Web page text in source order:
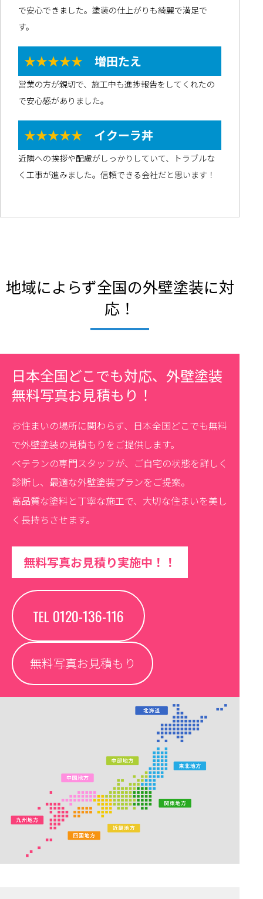
で安心できました。塗装の仕上がりも綺麗で満足で
す。
★★★★★ 増田たえ
営業の方が親切で、施工中も進捗報告をしてくれたの
で安心感がありました。
★★★★★ イクーラ丼
近隣への挨拶や配慮がしっかりしていて、トラブルな
く工事が進みました。信頼できる会社だと思います！
地域によらず全国の外壁塗装に対
応！
日本全国どこでも対応、外壁塗装
無料写真お見積もり！
お住まいの場所に関わらず、日本全国どこでも無料
で外壁塗装の見積もりをご提供します。
ベテランの専門スタッフが、ご自宅の状態を詳しく
診断し、最適な外壁塗装プランをご提案。
高品質な塗料と丁寧な施工で、大切な住まいを美し
く長持ちさせます。
無料写真お見積り実施中！！
TEL 0120-136-116
無料写真お見積もり